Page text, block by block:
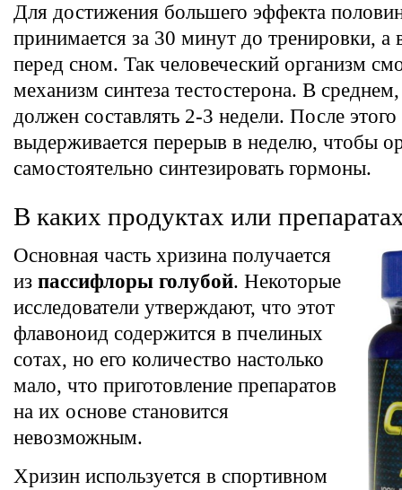
Для достижения большего эффекта
принимается за 30 минут до тренировки, а
перед сном. Так человеческий организм
механизм синтеза тестостерона. В
должен составлять 2-3 недели. После этого
выдерживается перерыв в неделю, чтобы
самостоятельно синтезировать гормоны.
В каких продуктах или
Основная часть хризина получается
из пассифлоры голубой. Некоторые
исследователи утверждают, что этот
флавоноид содержится в пчелиных
сотах, но его количество настолько
мало, что приготовление препаратов
на их основе становится
невозможным.
Хризин используется в спортивном